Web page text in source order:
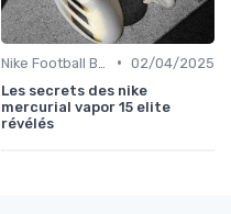
• 02/04/2025
Les secrets des nike
mercurial vapor 15 elite
révélés